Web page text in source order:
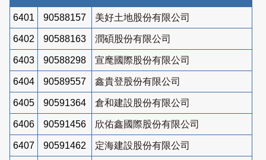
6401 90588157 美好土地股份有限公司
6402 90588163 潤碩股份有限公司
6403 90588298 宣麾國際股份有限公司
6404 90589557 鑫貴登股份有限公司
6405 90591364 倉和建設股份有限公司
6406 90591456 欣佑鑫國際股份有限公司
6407 90591462 定海建設股份有限公司